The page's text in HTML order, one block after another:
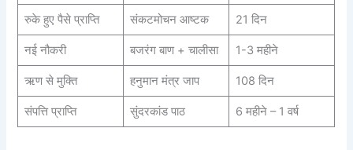
रुके हुए पैसे प्राप्ति संकटमोचन आष्टक 21 दिन
नई नौकरी बजरंग बाण + चालीसा 1-3 महीने
ऋण से मुक्ति हनुमान मंत्र जाप 108 दिन
संपत्ति प्राप्ति सुंदरकांड पाठ 6 महीने – 1 वर्ष